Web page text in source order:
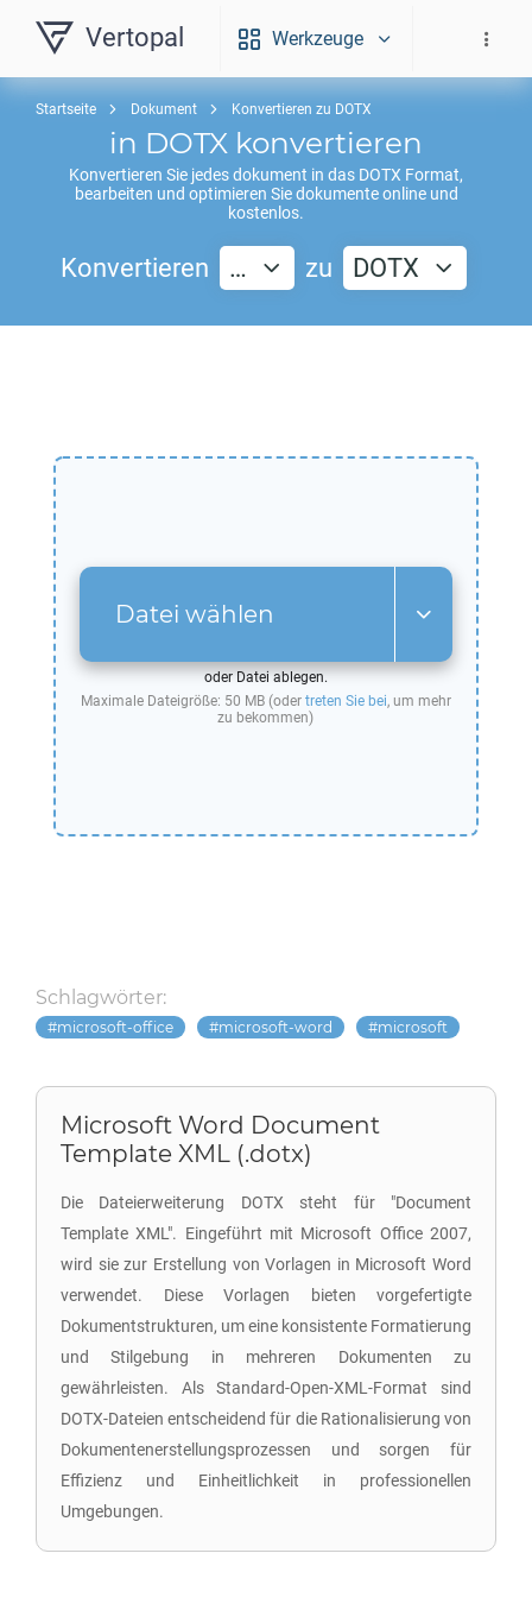
Vertopal Werkzeuge
Startseite Dokument Konvertieren zu DOTX
in DOTX konvertieren
Konvertieren Sie jedes dokument in das DOTX Format,
bearbeiten und optimieren Sie dokumente online und
kostenlos.
Konvertieren … zu DOTX
Datei wählen
oder Datei ablegen.
Maximale Dateigröße: 50 MB (oder treten Sie bei, um mehr
zu bekommen)
Schlagwörter:
microsoft-office microsoft-word microsoft
Microsoft Word Document
Template XML (.dotx)
Die Dateierweiterung DOTX steht für "Document
Template XML". Eingeführt mit Microsoft Office 2007,
wird sie zur Erstellung von Vorlagen in Microsoft Word
verwendet. Diese Vorlagen bieten vorgefertigte
Dokumentstrukturen, um eine konsistente Formatierung
und Stilgebung in mehreren Dokumenten zu
gewährleisten. Als Standard-Open-XML-Format sind
DOTX-Dateien entscheidend für die Rationalisierung von
Dokumentenerstellungsprozessen und sorgen für
Effizienz und Einheitlichkeit in professionellen
Umgebungen.